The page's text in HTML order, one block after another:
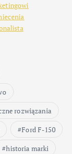
rozwiązania
Ford F-150
historia marki